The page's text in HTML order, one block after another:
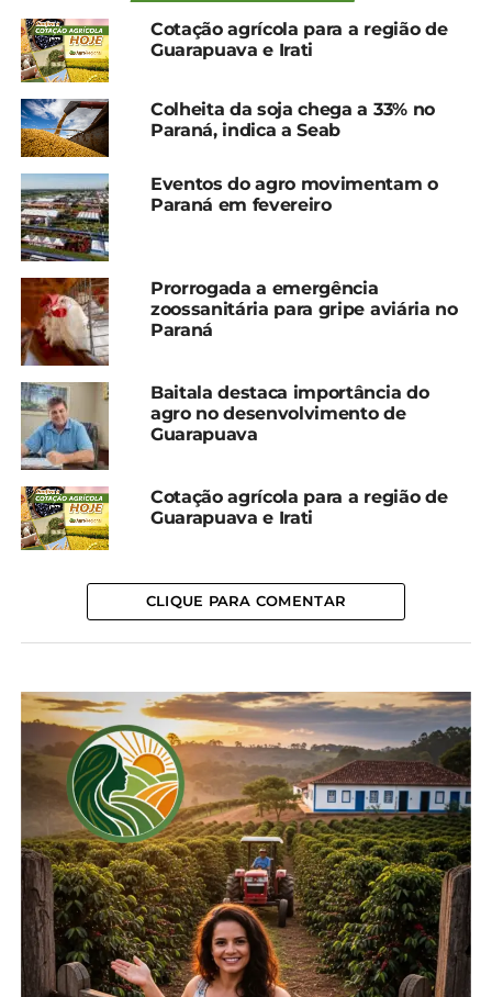
Compartilhe isso:
Relacionado
Cotação agrícola para a
região de Guarapuava e
Irati
Em "Guarapuava"
Cotação agrícola para a
região de Guarapuava e
Em "Guarapuava"
Cotação agrícola para a
região de Guarapuava e
Em "Guarapuava"
TÓPICOS RELACIONADOS:
AGRICULTURA
AGRONEGÓCIO
COTAÇÃO FEIJÃO
GUAMIRANGA
GUARAPUAVA
IRATI IVAÍ MILHO
PARANÁ
PECUÁRIA
PINHÃO PREÇOS
PRODUTOR RURAL
PRUDENTÓPOLIS
SOJA SUÍNOS
TEIXEIRA SOARES
TRIGO
UP NEXT
São Mateus do Sul entra para o grupo do
bilhão no VBP
NÃO PERCA
Cotação agrícola para a região de
Guarapuava e Irati
Colheita da soja chega a 33% no
Paraná, indica a Seab
Eventos do agro movimentam o
Paraná em fevereiro
Prorrogada a emergência
zoossanitária para gripe aviária no
Paraná
Baitala destaca importância do
agro no desenvolvimento de
Guarapuava
Cotação agrícola para a região de
Guarapuava e Irati
CLIQUE PARA COMENTAR